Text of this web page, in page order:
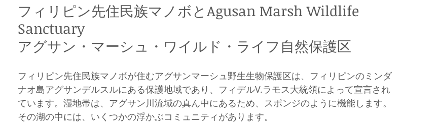
フィリピン先住民族マノボとAgusan Marsh Wildlife
Sanctuary
アグサン・マーシュ・ワイルド・ライフ自然保護区
フィリピン先住民族マノボが住むアグサンマーシュ野生生物保護区は、フィリピンのミンダ
ナオ島アグサンデルスルにある保護地域であり、フィデルV.ラモス大統領によって宣言され
ています。湿地帯は、アグサン川流域の真ん中にあるため、スポンジのように機能します。
その湖の中には、いくつかの浮かぶコミュニティがあります。